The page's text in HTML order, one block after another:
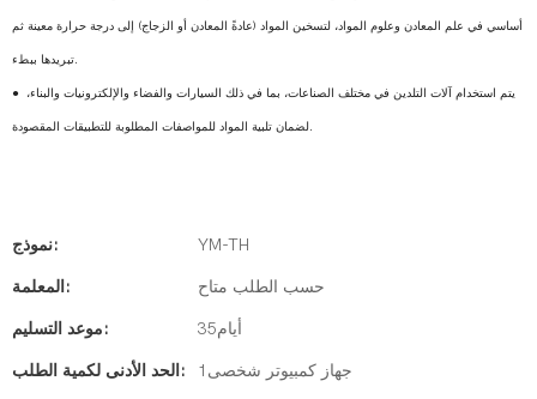
أساسي في علم المعادن وعلوم المواد، لتسخين المواد (عادةً المعادن أو الزجاج) إلى درجة حرارة معينة ثم
تبريدها ببطء.
●
لضمان تلبية المواد للمواصفات المطلوبة للتطبيقات المقصودة.
نموذج: YM-TH
المعلمة: حسب الطلب متاح
موعد التسليم: أيام35
الحد الأدنى لكمية الطلب: جهاز كمبيوتر شخصى1